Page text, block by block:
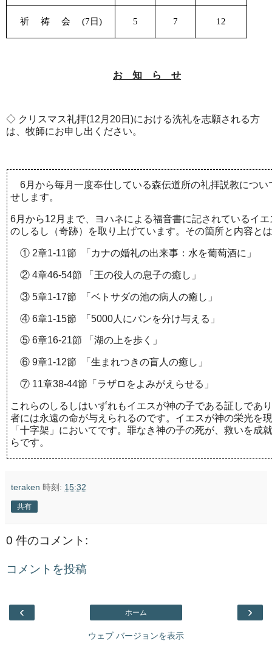
祈 祷 会 (7 日) 5 7 12
お 知 ら せ
◇ クリスマス礼拝(12 月 20日 )における洗礼を志願される方
は、牧師にお申し出ください。
6月から毎月一度奉仕している森伝道所の礼拝説教につい
せします。
6月から12 月まで、ヨハネによる福音書に記されているイエ
のしるし（奇跡）を取り上げています。その箇所と内容と
① 2章1-11節 「カナの婚礼の出来事：水を葡萄酒に」
② 4章46-54節 「王の役人の息子の癒し」
③ 5章1-17節 「ベトサダの池の病人の癒し」
④ 6章1-15節 「5000人にパンを分け与える」
⑤ 6章16-21節 「湖の上を歩く」
⑥ 9章1-12節 「生まれつきの盲人の癒し」
⑦ 11章38-44節「ラザロをよみがえらせる」
これらのしるしはいずれもイエスが神の子である証しであ
者には永遠の命が与えられるのです。イエスが神の栄光を
「十字架」においてです。罪なき神の子の死が、救いを成
らです。
teraken 時刻: 15:32
共有
0 件のコメント:
コメントを投稿
‹ ›
ホーム
ウェブ バージョンを表示